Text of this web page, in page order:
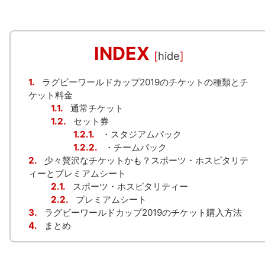
INDEX [hide]
1.
ラグビーワールドカップ2019のチケットの種類とチ
ケット料金
1.1.
通常チケット
1.2.
セット券
1.2.1.
・スタジアムパック
1.2.2.
・チームパック
2.
少々贅沢なチケットかも？スポーツ・ホスピタリテ
ィーとプレミアムシート
2.1.
スポーツ・ホスピタリティー
2.2.
プレミアムシート
3.
ラグビーワールドカップ2019のチケット購入方法
4.
まとめ